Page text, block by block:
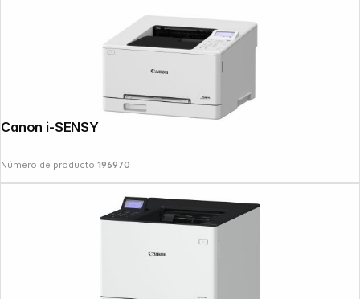
Canon i-SENSYS LBP 646 Cdw
Número de producto:196970